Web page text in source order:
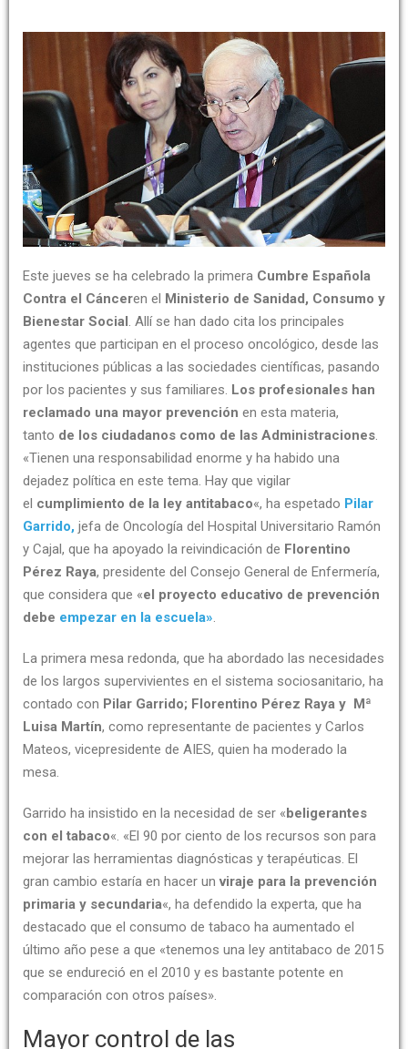
Este jueves se ha celebrado la primera Cumbre Española
Contra el Cánceren el Ministerio de Sanidad, Consumo y
Bienestar Social. Allí se han dado cita los principales
agentes que participan en el proceso oncológico, desde las
instituciones públicas a las sociedades científicas, pasando
por los pacientes y sus familiares. Los profesionales han
reclamado una mayor prevención en esta materia,
tanto de los ciudadanos como de las Administraciones.
«Tienen una responsabilidad enorme y ha habido una
dejadez política en este tema. Hay que vigilar
el cumplimiento de la ley antitabaco«, ha espetado Pilar
Garrido, jefa de Oncología del Hospital Universitario Ramón
y Cajal, que ha apoyado la reivindicación de Florentino
Pérez Raya, presidente del Consejo General de Enfermería,
que considera que «el proyecto educativo de prevención
debe empezar en la escuela».
La primera mesa redonda, que ha abordado las necesidades
de los largos supervivientes en el sistema sociosanitario, ha
contado con Pilar Garrido; Florentino Pérez Raya y Mª
Luisa Martín, como representante de pacientes y Carlos
Mateos, vicepresidente de AIES, quien ha moderado la
mesa.
Garrido ha insistido en la necesidad de ser «beligerantes
con el tabaco«. «El 90 por ciento de los recursos son para
mejorar las herramientas diagnósticas y terapéuticas. El
gran cambio estaría en hacer unviraje para la prevención
primaria y secundaria«, ha defendido la experta, que ha
destacado que el consumo de tabaco ha aumentado el
último año pese a que «tenemos una ley antitabaco de 2015
que se endureció en el 2010 y es bastante potente en
comparación con otros países».
Mayor control de las